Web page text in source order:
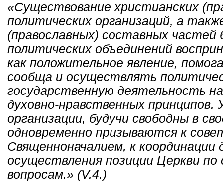
«Существование христианских
политических организаций, а
(православных) составных частей
политических объединений
как положительное явление,
сообща и осуществлять
государственную деятельность
духовно-нравственных
организации, будучи свободны в
одновременно призываются к
Священноначалием, к координации
осуществления позиции Церкви
вопросам.» (V.4.)